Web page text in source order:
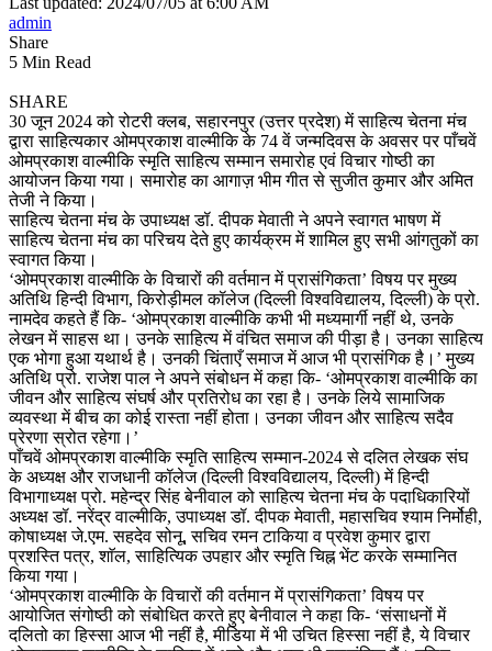
admin
Share
5 Min Read
SHARE
30 जून 2024 को रोटरी क्लब, सहारनपुर (उत्तर प्रदेश) में साहित्य चेतना मंच
द्वारा साहित्यकार ओमप्रकाश वाल्मीकि के 74 वें जन्मदिवस के अवसर पर पाँचवें
ओमप्रकाश वाल्मीकि स्मृति साहित्य सम्मान समारोह एवं विचार गोष्ठी का
आयोजन किया गया। समारोह का आगाज़ भीम गीत से सुजीत कुमार और अमित
तेजी ने किया।
साहित्य चेतना मंच के उपाध्यक्ष डॉ. दीपक मेवाती ने अपने स्वागत भाषण में
साहित्य चेतना मंच का परिचय देते हुए कार्यक्रम में शामिल हुए सभी आंगतुकों का
स्वागत किया।
‘ओमप्रकाश वाल्मीकि के विचारों की वर्तमान में प्रासंगिकता’ विषय पर मुख्य
अतिथि हिन्दी विभाग, किरोड़ीमल कॉलेज (दिल्ली विश्वविद्यालय, दिल्ली) के प्रो.
नामदेव कहते हैं कि- ‘ओमप्रकाश वाल्मीकि कभी भी मध्यमार्गी नहीं थे, उनके
लेखन में साहस था। उनके साहित्य में वंचित समाज की पीड़ा है। उनका साहित्य
एक भोगा हुआ यथार्थ है। उनकी चिंताएँ समाज में आज भी प्रासंगिक है।’ मुख्य
अतिथि प्रो. राजेश पाल ने अपने संबोधन में कहा कि- ‘ओमप्रकाश वाल्मीकि का
जीवन और साहित्य संघर्ष और प्रतिरोध का रहा है। उनके लिये सामाजिक
व्यवस्था में बीच का कोई रास्ता नहीं होता। उनका जीवन और साहित्य सदैव
प्रेरणा स्रोत रहेगा।’
पाँचवें ओमप्रकाश वाल्मीकि स्मृति साहित्य सम्मान-2024 से दलित लेखक संघ
के अध्यक्ष और राजधानी कॉलेज (दिल्ली विश्वविद्यालय, दिल्ली) में हिन्दी
विभागाध्यक्ष प्रो. महेन्द्र सिंह बेनीवाल को साहित्य चेतना मंच के पदाधिकारियों
अध्यक्ष डॉ. नरेंद्र वाल्मीकि, उपाध्यक्ष डॉ. दीपक मेवाती, महासचिव श्याम निर्मोही,
कोषाध्यक्ष जे.एम. सहदेव सोनू, सचिव रमन टाकिया व प्रवेश कुमार द्वारा
प्रशस्ति पत्र, शाॅल, साहित्यिक उपहार और स्मृति चिह्न भेंट करके सम्मानित
किया गया।
‘ओमप्रकाश वाल्मीकि के विचारों की वर्तमान में प्रासंगिकता’ विषय पर
आयोजित संगोष्ठी को संबोधित करते हुए बेनीवाल ने कहा कि- ‘संसाधनों में
दलितो का हिस्सा आज भी नहीं है, मीडिया में भी उचित हिस्सा नहीं है, ये विचार